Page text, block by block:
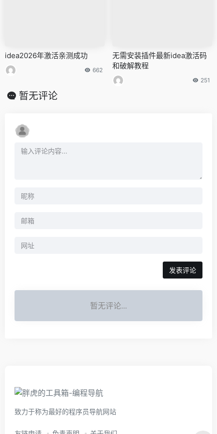
idea2026年激活亲测成功
662
无需安装插件最新idea激活码
和破解教程
251
暂无评论
暂无评论...
致力于称为最好的程序员导航网站